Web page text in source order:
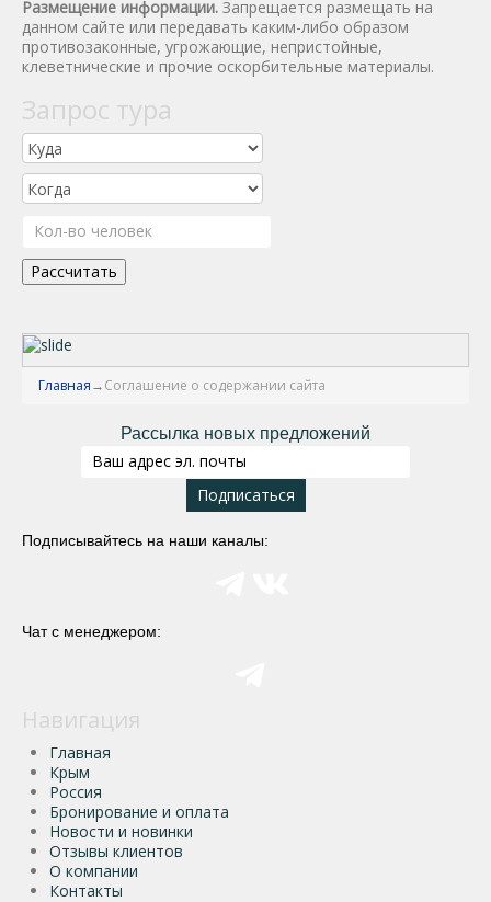
Размещение информации. Запрещается размещать на
данном сайте или передавать каким-либо образом
противозаконные, угрожающие, непристойные,
клеветнические и прочие оскорбительные материалы.
Запрос тура
Рассчитать
Главная Соглашение о содержании сайта
Рассылка новых предложений
Подписывайтесь на наши каналы:
Чат с менеджером:
Навигация
Главная
Крым
Россия
Бронирование и оплата
Новости и новинки
Отзывы клиентов
О компании
Контакты